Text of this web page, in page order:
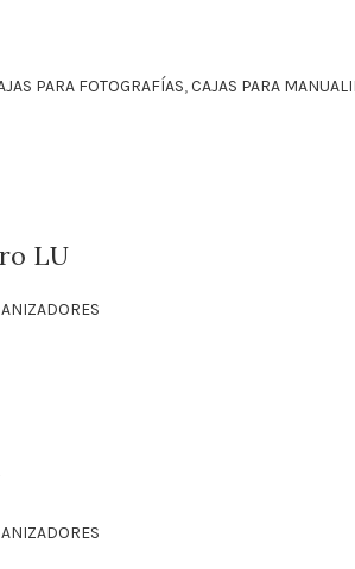
PARA FOTOGRAFÍAS,CAJAS PARA
LU